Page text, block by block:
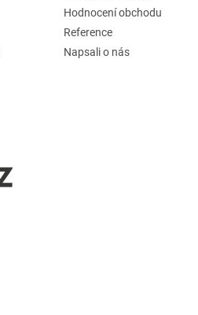
Hodnocení obchodu
Reference
Napsali o nás